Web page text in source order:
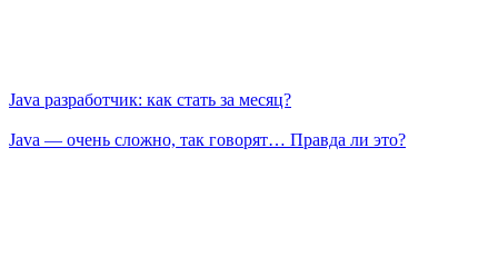
Java разработчик: как стать за месяц?
Java — очень сложно, так говорят… Правда ли это?